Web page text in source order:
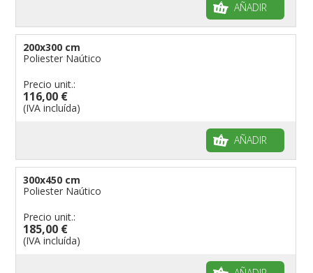
AÑADIR
200x300 cm
Poliester Naútico
Precio unit.:
116,00 €
(IVA incluída)
AÑADIR
300x450 cm
Poliester Naútico
Precio unit.:
185,00 €
(IVA incluída)